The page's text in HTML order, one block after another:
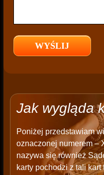
Jak wygląda
Poniżej przedstawiam
oznaczonej numerem –
nazywa się również
karty pochodzi z tali